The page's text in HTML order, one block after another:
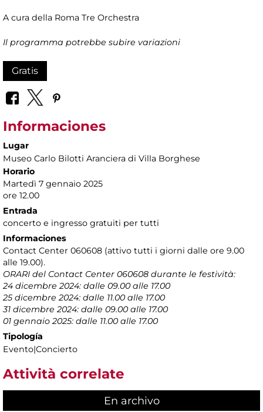
A cura della Roma Tre Orchestra
Il programma potrebbe subire variazioni
Gratis
Informaciones
Lugar
Museo Carlo Bilotti Aranciera di Villa Borghese
Horario
Martedì 7 gennaio 2025
ore 12.00
Entrada
concerto e ingresso gratuiti per tutti
Informaciones
Contact Center 060608 (attivo tutti i giorni dalle ore 9.00
alle 19.00).
ORARI del Contact Center 060608 durante le festività:
24 dicembre 2024: dalle 09.00 alle 17.00
25 dicembre 2024: dalle 11.00 alle 17.00
31 dicembre 2024: dalle 09.00 alle 17.00
01 gennaio 2025: dalle 11.00 alle 17.00
Tipología
Evento|Concierto
Attività correlate
En archivo